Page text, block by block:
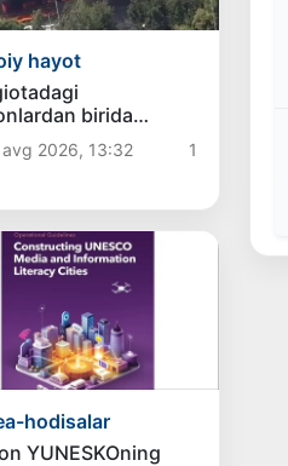
hayot
birida
chiqdi
2026, 13:32
1
hodisalar
YUNESKOning